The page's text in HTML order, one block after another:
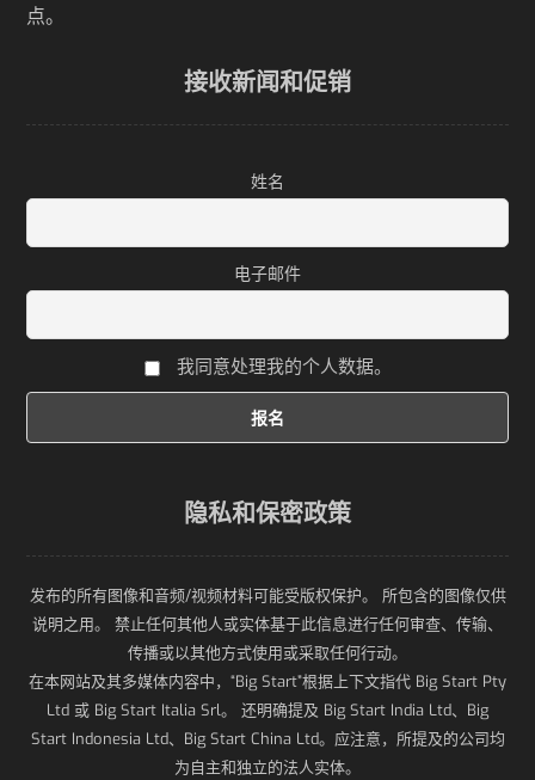
点。
接收新闻和促销
姓名
电子邮件
我同意处理我的个人数据。
隐私和保密政策
发布的所有图像和音频/视频材料可能受版权保护。 所包含的图像仅供
说明之用。 禁止任何其他人或实体基于此信息进行任何审查、传输、
传播或以其他方式使用或采取任何行动。
在本网站及其多媒体内容中，“Big Start”根据上下文指代 Big Start Pty
Ltd 或 Big Start Italia Srl。 还明确提及 Big Start India Ltd、Big
Start Indonesia Ltd、Big Start China Ltd。应注意，所提及的公司均
为自主和独立的法人实体。